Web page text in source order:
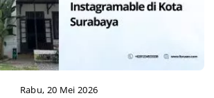
Rabu, 20 Mei 2026